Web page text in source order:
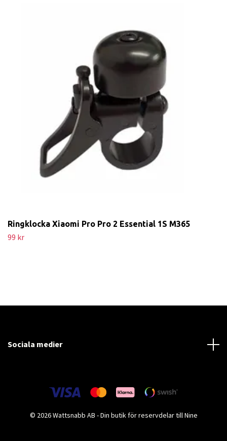
Ringklocka Xiaomi Pro Pro 2 Essential 1S M365
99 kr
Sociala medier
© 2026 Wattsnabb AB - Din butik för reservdelar till Nine